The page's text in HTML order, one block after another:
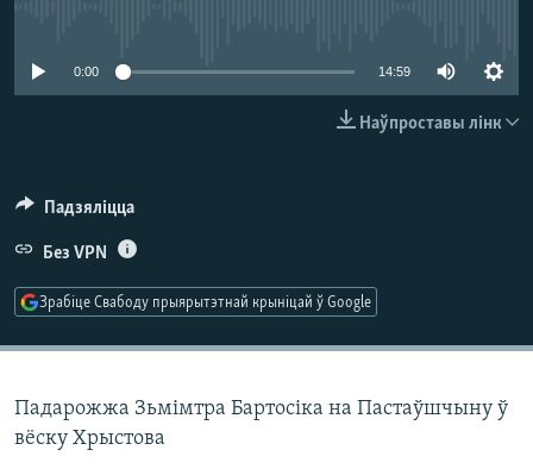
0:00 14:59
Наўпроставы лінк
Падзяліцца
Без VPN
Зрабіце Свабоду прыярытэтнай крыніцай ў Google
Падарожжа Зьмімтра Бартосіка на Пастаўшчыну ў
вёску Хрыстова